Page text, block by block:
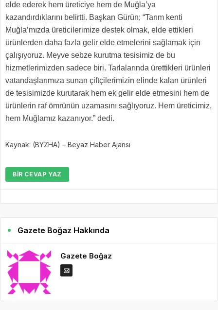
elde ederek hem üreticiye hem de Muğla’ya
kazandırdıklarını belirtti. Başkan Gürün; “Tarım kenti
Muğla’mızda üreticilerimize destek olmak, elde ettikleri
ürünlerden daha fazla gelir elde etmelerini sağlamak için
çalışıyoruz. Meyve sebze kurutma tesisimiz de bu
hizmetlerimizden sadece biri. Tarlalarında ürettikleri ürünleri
vatandaşlarımıza sunan çiftçilerimizin elinde kalan ürünleri
de tesisimizde kurutarak hem ek gelir elde etmesini hem de
ürünlerin raf ömrünün uzamasını sağlıyoruz. Hem üreticimiz,
hem Muğlamız kazanıyor.” dedi.
Kaynak: (BYZHA) – Beyaz Haber Ajansı
BIR CEVAP YAZ
Gazete Boğaz Hakkında
Gazete Boğaz